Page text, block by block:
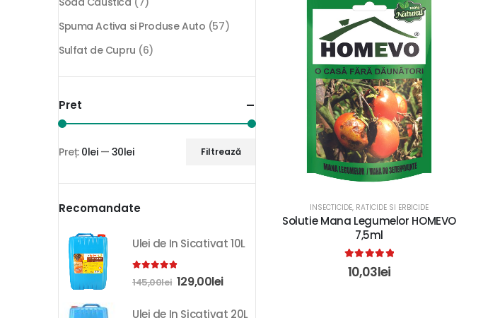
INSECTICIDE, RATICIDE SI ERBICIDE
Solutie Mana Legumelor HOMEVO
7,5ml
5.00 out of 5
10,03lei
Spuma Activa si Produse Auto (57)
Sulfat de Cupru (6)
Pret
Filtrează
Preț: 0lei— 30lei
Recomandate
Ulei de In Sicativat 10L
out of 5
145,00lei 129,00lei
Ulei de In Sicativat 20L